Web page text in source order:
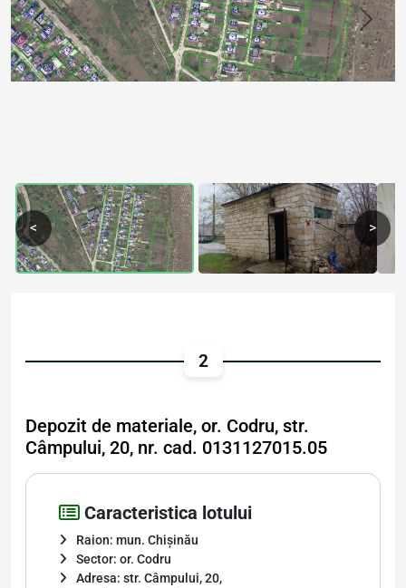
Previous Next
< >
2
Depozit de materiale, or. Codru, str.
Câmpului, 20, nr. cad. 0131127015.05
Caracteristica lotului
Raion: mun. Chișinău
Sector: or. Codru
Adresa: str. Câmpului, 20,